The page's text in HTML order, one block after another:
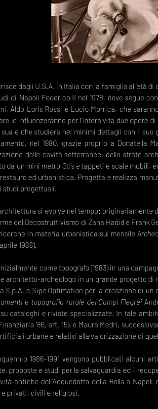
dagli U.S.A. in Italia con la famiglia all’età
di Napoli Federico II nel 1978, dove segue
Aldo Loris Rossi e Lucio Morrica, che
lo influenzeranno per l’intera vita due opere
sua e che studierà nei minimi dettagli con il
nel 1980, grazie proprio a Donatella
delle cavità sotterranee, dello strato
da un mini metro Otis e tappeti e scale mobili,
ed urbanistica. Progetta e realizza
studi progettuali.
si evolve nel tempo: originariamente
del Decostruttivismo di Zaha Hadid e Frank
in materia urbanistica sul mensile
1988).
come topografo (1983) in una
architetto-archeologo in un grande progetto di
S.p.A. e Sipe Optimation per la creazione di
e topografia rurale dei Campi Flegrei
cataloghi e riviste specializzate. In tale
'86, art. 15), e Maura Medri,
urbane e relativi alla valorizzazione di
1986-1991 vengono pubblicati alcuni
proposte e studi per la salvaguardia ed il
antiche dell'Acquedotto della Bolla a
privati, civili e religiosi.